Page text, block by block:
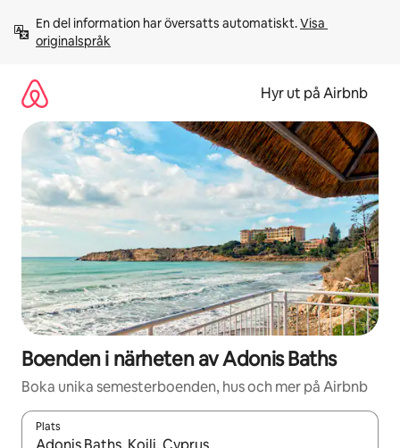
innehåll
En del information har översatts automatiskt. Visa
originalspråk
Hyr ut på Airbnb
Boenden i närheten av Adonis Baths
Boka unika semesterboenden, hus och mer på Airbnb
Plats
När resultaten är tillgängliga kan du navigera med upp- och